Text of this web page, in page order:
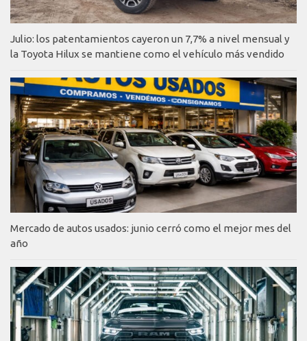
Julio: los patentamientos cayeron un 7,7% a nivel mensual y
la Toyota Hilux se mantiene como el vehículo más vendido
Mercado de autos usados: junio cerró como el mejor mes del
año